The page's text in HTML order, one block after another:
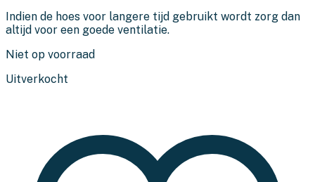
Indien de hoes voor langere tijd gebruikt wordt zorg dan
altijd voor een goede ventilatie.
Niet op voorraad
Uitverkocht